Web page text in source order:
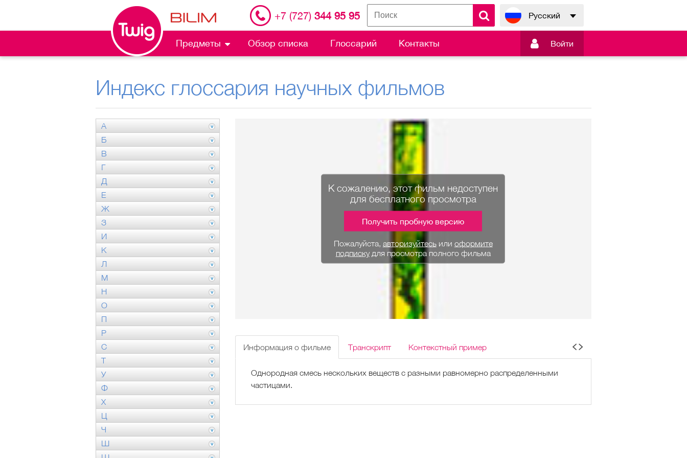
+7 (727) 344 95 95 Русский
Предметы Обзор списка Глоссарий Контакты  Войти
Индекс глоссария научных фильмов
А
Б
В
Г
Д
Е
Ж
З
И
К
Л
М
Н
О
П
Р
С
Т
У
Ф
Х
Ц
Ч
Ш
К сожалению, этот фильм недоступен
для бесплатного просмотра
Получить пробную версию
Пожалуйста, авторизуйтесьили оформите
подпискудля просмотра полного фильма
Информация о фильме Транскрипт Контекстный пример
Однородная смесь нескольких веществ с разными равномерно распределенными
частицами.